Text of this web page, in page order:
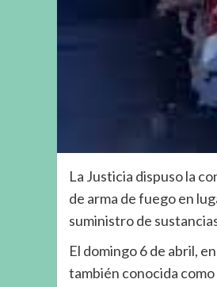
La Justicia dispuso la
de arma de fuego en
suministro de
El domingo 6 de abril,
también conocida como